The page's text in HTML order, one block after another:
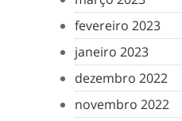
fevereiro 2023
janeiro 2023
dezembro 2022
novembro 2022